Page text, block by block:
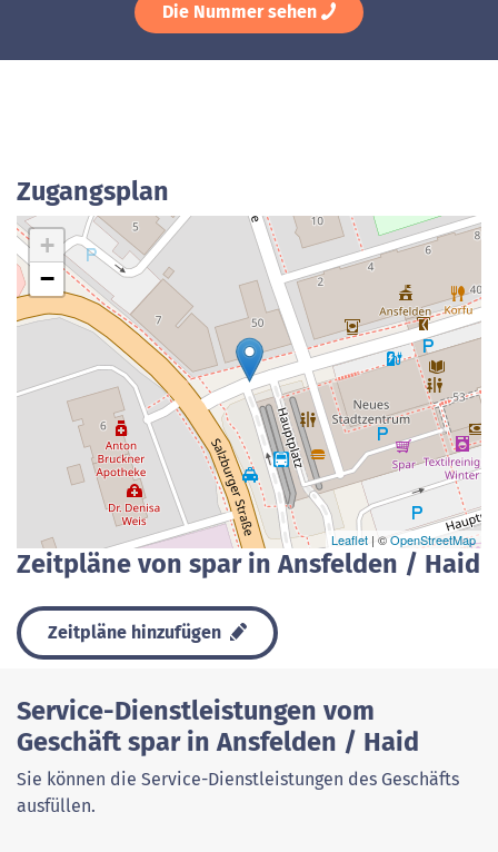
Die Nummer sehen
Zugangsplan
+
−
Leaflet | ©OpenStreetMap
Zeitpläne von spar in Ansfelden / Haid
Zeitpläne hinzufügen
Service-Dienstleistungen vom
Geschäft spar in Ansfelden / Haid
Sie können die Service-Dienstleistungen des Geschäfts
ausfüllen.